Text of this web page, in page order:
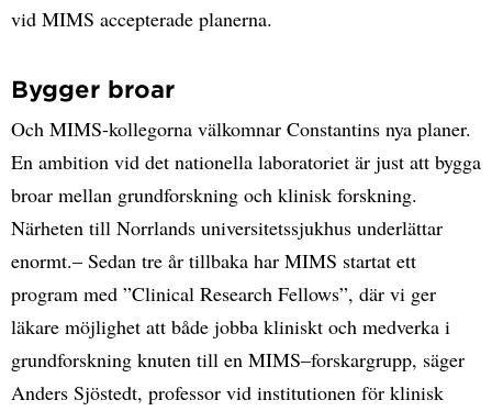
vid MIMS accepterade planerna.
Bygger broar
Och MIMS-kollegorna välkomnar Constantins nya planer.
En ambition vid det nationella laboratoriet är just att bygga
broar mellan grundforskning och klinisk forskning.
Närheten till Norrlands universitetssjukhus underlättar
enormt.– Sedan tre år tillbaka har MIMS startat ett
program med ”Clinical Research Fellows”, där vi ger
läkare möjlighet att både jobba kliniskt och medverka i
grundforskning knuten till en MIMS–forskargrupp, säger
Anders Sjöstedt, professor vid institutionen för klinisk